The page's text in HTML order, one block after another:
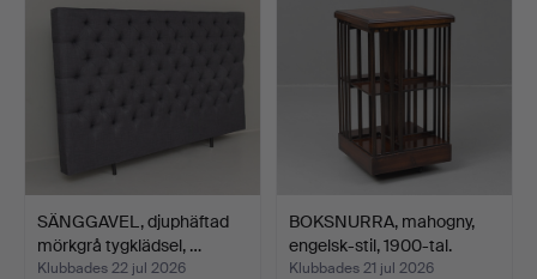
SÄNGGAVEL, djuphäftad
mörkgrå tygklädsel, …
Klubbades 22 jul 2026
BOKSNURRA, mahogny,
engelsk-stil, 1900-tal.
Klubbades 21 jul 2026